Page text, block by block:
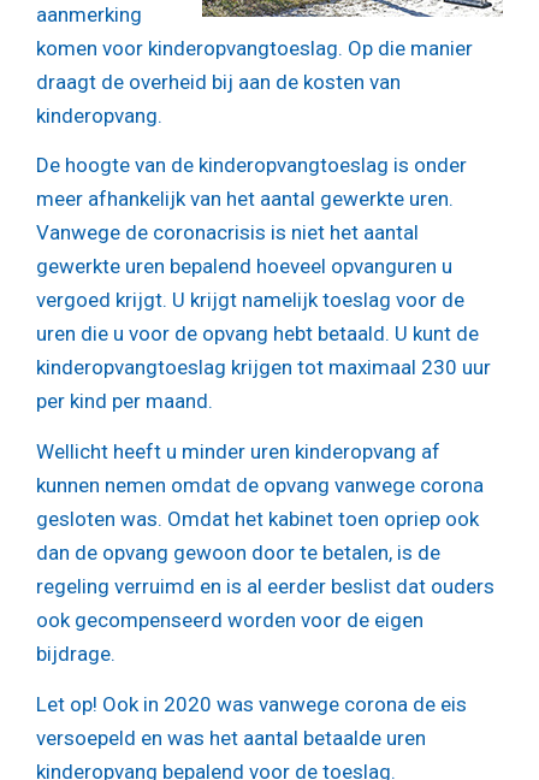
aanmerking
komen voor kinderopvangtoeslag. Op die manier
draagt de overheid bij aan de kosten van
kinderopvang.
De hoogte van de kinderopvangtoeslag is onder
meer afhankelijk van het aantal gewerkte uren.
Vanwege de coronacrisis is niet het aantal
gewerkte uren bepalend hoeveel opvanguren u
vergoed krijgt. U krijgt namelijk toeslag voor de
uren die u voor de opvang hebt betaald. U kunt de
kinderopvangtoeslag krijgen tot maximaal 230 uur
per kind per maand.
Wellicht heeft u minder uren kinderopvang af
kunnen nemen omdat de opvang vanwege corona
gesloten was. Omdat het kabinet toen opriep ook
dan de opvang gewoon door te betalen, is de
regeling verruimd en is al eerder beslist dat ouders
ook gecompenseerd worden voor de eigen
bijdrage.
Let op! Ook in 2020 was vanwege corona de eis
versoepeld en was het aantal betaalde uren
kinderopvang bepalend voor de toeslag.